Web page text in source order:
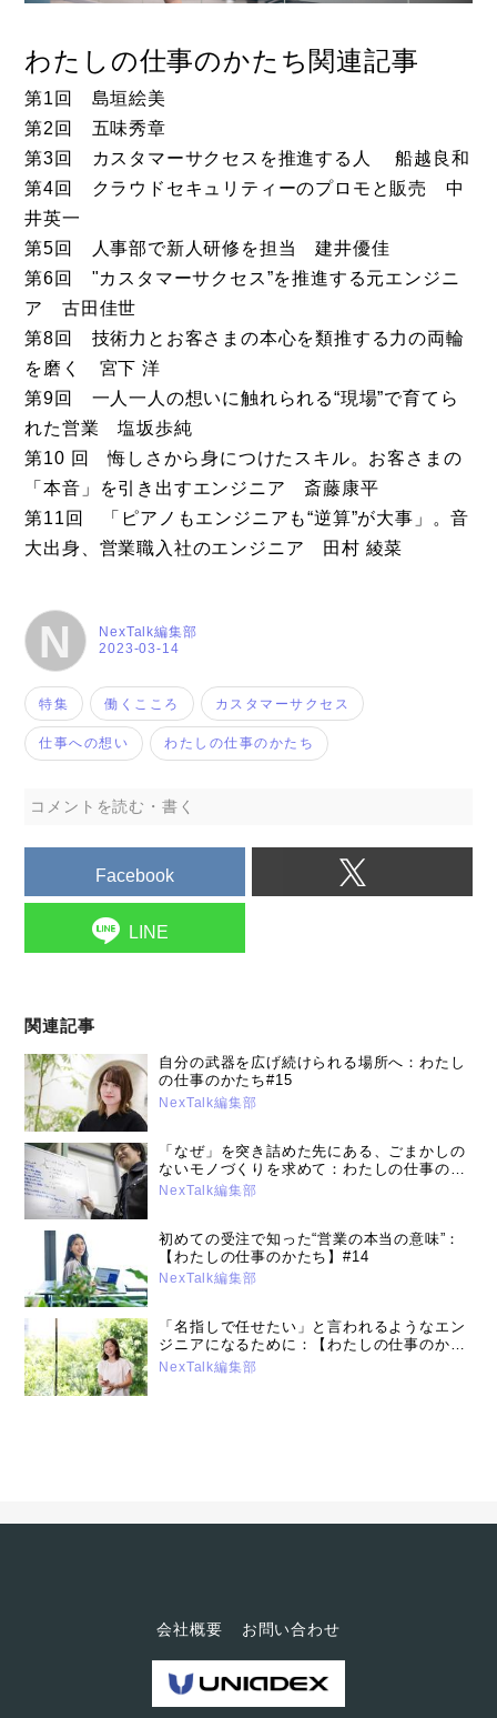
わたしの仕事のかたち関連記事
第1回 島垣絵美
第2回 五味秀章
第3回 カスタマーサクセスを推進する人 船越良和
第4回 クラウドセキュリティーのプロモと販売 中
井英一
第5回 人事部で新人研修を担当 建井優佳
第6回 "カスタマーサクセス”を推進する元エンジニ
ア 古田佳世
第8回 技術力とお客さまの本心を類推する力の両輪
を磨く 宮下 洋
第9回 一人一人の想いに触れられる“現場”で育てら
れた営業 塩坂歩純
第10 回 悔しさから身につけたスキル。お客さまの
「本音」を引き出すエンジニア 斎藤康平
第11回 「ピアノもエンジニアも“逆算”が大事」。音
大出身、営業職入社のエンジニア 田村 綾菜
N 2023-03-14
NexTalk編集部
特集 働くこころ カスタマーサクセス
仕事への想い わたしの仕事のかたち
コメントを読む・書く
Facebook
LINE
関連記事
自分の武器を広げ続けられる場所へ：わたし
の仕事のかたち#15
NexTalk編集部
「なぜ」を突き詰めた先にある、ごまかしの
ないモノづくりを求めて：わたしの仕事のか
たち【トラブルからの脱出編】#2
NexTalk編集部
初めての受注で知った“営業の本当の意味”：
【わたしの仕事のかたち】#14
NexTalk編集部
「名指しで任せたい」と言われるようなエン
ジニアになるために：【わたしの仕事のかた
ち】#13
NexTalk編集部
会社概要 お問い合わせ